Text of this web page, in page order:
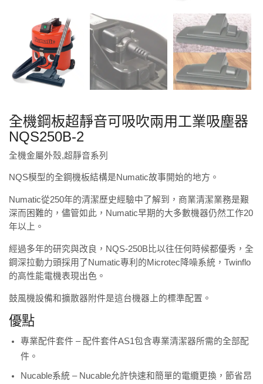
全機鋼板超靜音可吸吹兩用工業吸塵器
NQS250B-2
全機金屬外殼,超靜音系列
NQS模型的全鋼機板結構是Numatic故事開始的地方。
Numatic從250年的清潔歷史經驗中了解到，商業清潔業務是艱
深而困難的，儘管如此，Numatic早期的大多數機器仍然工作20
年以上。
經過多年的研究與改良，NQS-250B比以往任何時候都優秀，全
鋼深拉動力頭採用了Numatic專利的Microtec降噪系統，Twinflo
的高性能電機表現出色。
鼓風機設備和擴散器附件是這台機器上的標準配置。
優點
專業配件套件 – 配件套件AS1包含專業清潔器所需的全部配
件。
Nucable系統 – Nucable允許快速和簡單的電纜更換，節省昂